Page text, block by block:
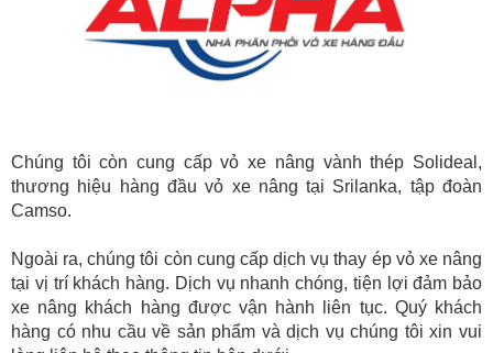
Chúng tôi còn cung cấp vỏ xe nâng vành thép Solideal,
thương hiệu hàng đầu vỏ xe nâng tại Srilanka, tập đoàn
Camso.
Ngoài ra, chúng tôi còn cung cấp dịch vụ thay ép vỏ xe nâng
tại vị trí khách hàng. Dịch vụ nhanh chóng, tiện lợi đảm bảo
xe nâng khách hàng được vận hành liên tục. Quý khách
hàng có nhu cầu về sản phẩm và dịch vụ chúng tôi xin vui